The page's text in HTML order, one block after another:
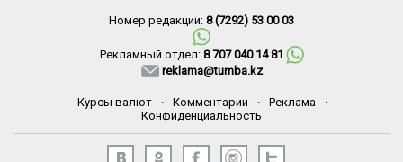
Номер редакции: 8 (7292) 53 00 03
Рекламный отдел: 8 707 040 14 81
reklama@tumba.kz
Курсы валют · Комментарии · Реклама
·
Конфиденциальность